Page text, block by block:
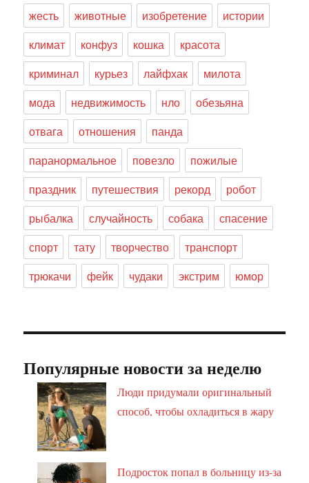
жесть животные изобретение
истории
климат
конфуз кошка
красота
криминал
курьез лайфхак
милота
мода
недвижимость нло
обезьяна
отвага
отношения
панда
паранормальное
повезло
пожилые
праздник
путешествия рекорд
робот
рыбалка
случайность собака
спасение
спорт
тату творчество
транспорт
трюкачи
фейк чудаки экстрим юмор
Популярные новости за неделю
Люди придумали оригинальный
способ, чтобы охладиться в жару
Подросток попал в больницу из-за